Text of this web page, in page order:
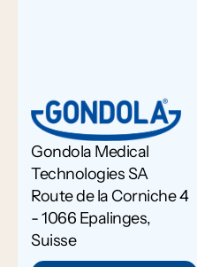
Gondola Medical
Technologies SA
Route de la Corniche 4
- 1066 Epalinges,
Suisse